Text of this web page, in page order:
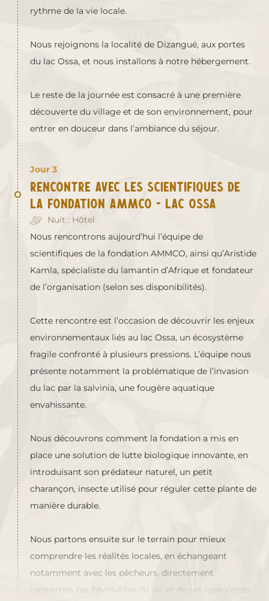
rythme de la vie locale.
Nous rejoignons la localité de Dizangué, aux portes
du lac Ossa, et nous installons à notre hébergement.
Le reste de la journée est consacré à une première
découverte du village et de son environnement, pour
entrer en douceur dans l’ambiance du séjour.
Jour 3
Rencontre avec les scientifiques de
la fondation AMMCO - lac Ossa
Nuit : Hôtel
Nous rencontrons aujourd’hui l’équipe de
scientifiques de la fondation AMMCO, ainsi qu’Aristide
Kamla, spécialiste du lamantin d’Afrique et fondateur
de l’organisation (selon ses disponibilités).
Cette rencontre est l’occasion de découvrir les enjeux
environnementaux liés au lac Ossa, un écosystème
fragile confronté à plusieurs pressions. L’équipe nous
présente notamment la problématique de l’invasion
du lac par la salvinia, une fougère aquatique
envahissante.
Nous découvrons comment la fondation a mis en
place une solution de lutte biologique innovante, en
introduisant son prédateur naturel, un petit
charançon, insecte utilisé pour réguler cette plante de
manière durable.
Nous partons ensuite sur le terrain pour mieux
comprendre les réalités locales, en échangeant
notamment avec les pêcheurs, directement
concernés par l’évolution du lac et de ses ressources.